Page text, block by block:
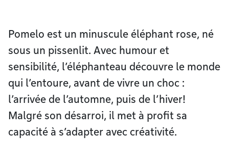
Pomelo est un minuscule éléphant rose, né
sous un pissenlit. Avec humour et
sensibilité, l’éléphanteau découvre le monde
qui l’entoure, avant de vivre un choc :
l’arrivée de l’automne, puis de l’hiver!
Malgré son désarroi, il met à profit sa
capacité à s’adapter avec créativité.